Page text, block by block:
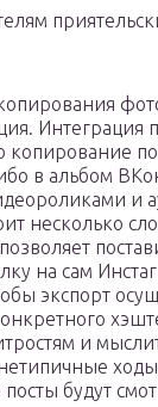
Интеграция
копирование
в альбом
и
несколько
на сам
экспорт
и
будут